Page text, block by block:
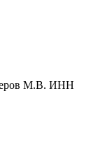
М.В. ИНН